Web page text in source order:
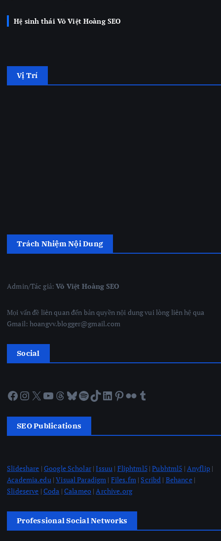
Hệ sinh thái Võ Việt Hoàng SEO
Vị Trí
Trách Nhiệm Nội Dung
Admin/Tác giả:Võ Việt Hoàng SEO
Mọi vấn đề liên quan đến bản quyền nội dung vui lòng liên hệ qua
Gmail: hoangvv.blogger@gmail.com
Social
Facebook Instagram X YouTube Threads Bluesky Spotify TikTok LinkedIn Pinterest Flickr Tumblr
SEO Publications
Slideshare | Google Scholar|Issuu | Fliphtml5|Pubhtml5 | Anyflip|
Academia.edu|Visual Paradigm | Files.fm| Scribd | Behance|
Slideserve | Coda | Calameo|Archive.org
Professional Social Networks